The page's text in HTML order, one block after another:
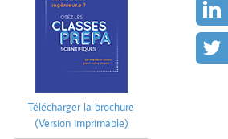
Télécharger la brochure
(Version imprimable)